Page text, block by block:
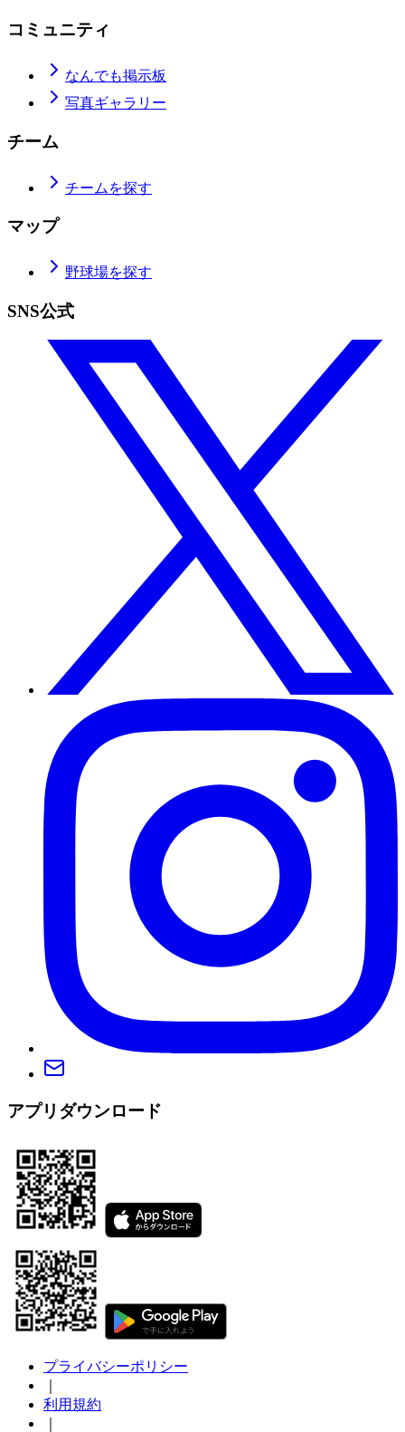
コミュニティ
なんでも掲示板
写真ギャラリー
チーム
チームを探す
マップ
野球場を探す
SNS公式
アプリダウンロード
プライバシーポリシー
利用規約